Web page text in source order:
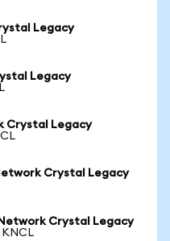
Legacy
Legacy
Crystal Legacy
Crystal Legacy
Crystal Legacy
KNCL